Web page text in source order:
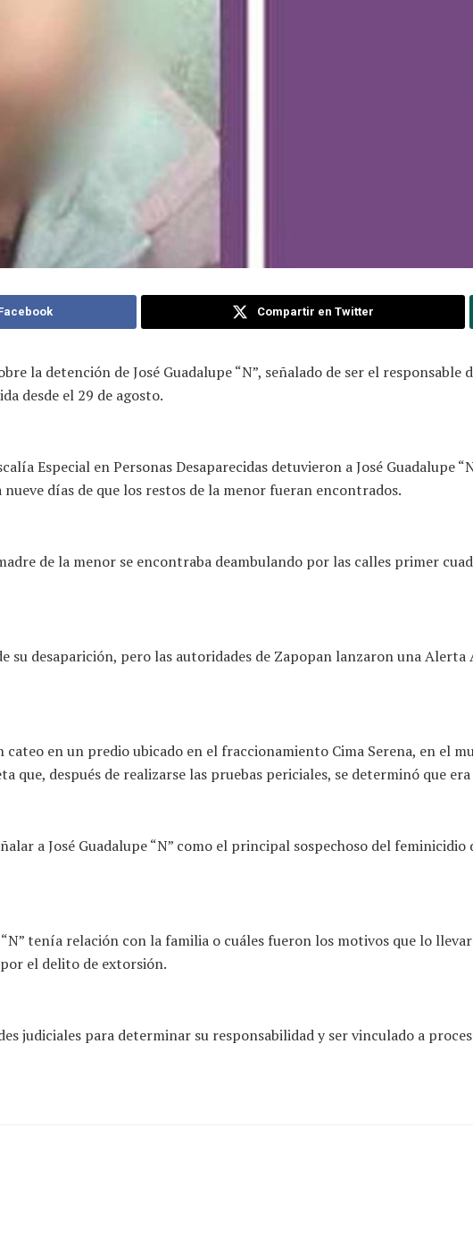
Compartir en Twitter
la detención de José Guadalupe “N”, señalado de ser el
desde el 29 de agosto.
Especial en Personas Desaparecidas detuvieron a José Guadalupe
días de que los restos de la menor fueran encontrados.
de la menor se encontraba deambulando por las calles primer
desaparición, pero las autoridades de Zapopan lanzaron una Alerta
cateo en un predio ubicado en el fraccionamiento Cima Serena, en el
que, después de realizarse las pruebas periciales, se determinó que
a José Guadalupe “N” como el principal sospechoso del
tenía relación con la familia o cuáles fueron los motivos que lo
el delito de extorsión.
judiciales para determinar su responsabilidad y ser vinculado a